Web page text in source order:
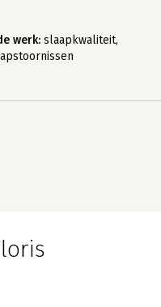
werk: slaapkwaliteit,